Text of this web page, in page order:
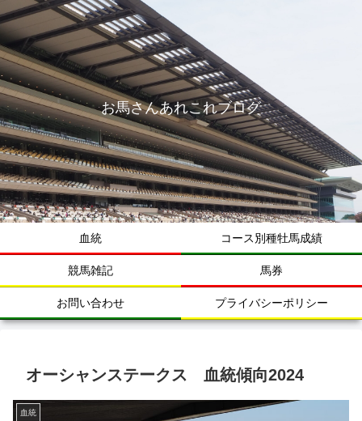
お馬さんあれこれブログ
血統 コース別種牡馬成績
競馬雑記 馬券
お問い合わせ プライバシーポリシー
オーシャンステークス 血統傾向2024
血統